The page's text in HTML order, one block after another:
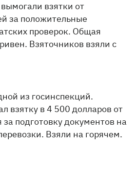
взятки от
за положительные
проверок. Общая
Взяточников взяли с
из госинспекций.
взятку в 4 500 долларов от
подготовку документов на
Взяли на горячем.